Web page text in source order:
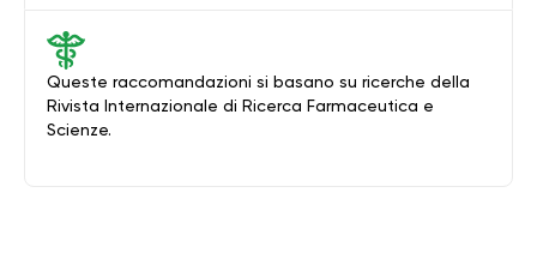
Queste raccomandazioni si basano su ricerche della
Rivista Internazionale di Ricerca Farmaceutica e
Scienze.